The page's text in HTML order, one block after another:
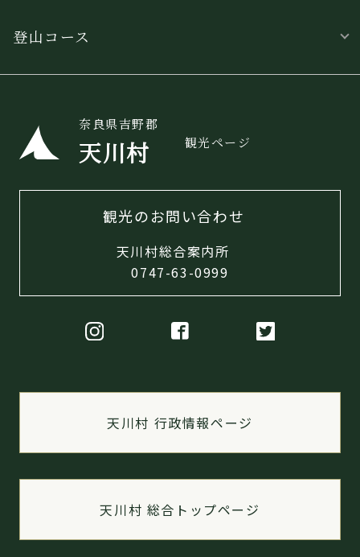
登山コース
奈良県吉野郡
天川村 観光ページ
観光のお問い合わせ
天川村総合案内所
0747-63-0999
天川村 行政情報ページ
天川村 総合トップページ